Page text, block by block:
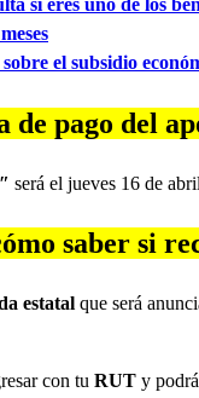
el subsidio
de pago del
será el jueves 16 de
saber si
estatal que será
con tu RUT y